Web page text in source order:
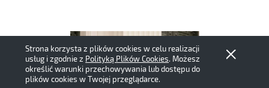
Strona korzysta z plików cookies w celu realizacji
usług i zgodnie z Polityką Plików Cookies. Możesz
określić warunki przechowywania lub dostępu do
plików cookies w Twojej przeglądarce.